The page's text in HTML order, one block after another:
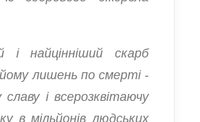
і найцінніший скарб
лишень по смерті -
і всерозквітаючу
в мільйонів людських